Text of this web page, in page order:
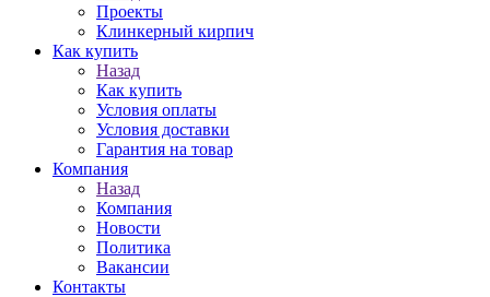
Проекты
Клинкерный кирпич
Как купить
Назад
Как купить
Условия оплаты
Условия доставки
Гарантия на товар
Компания
Назад
Компания
Новости
Политика
Вакансии
Контакты